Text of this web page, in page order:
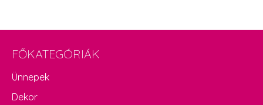
FŐKATEGÓRIÁK
Ünnepek
Dekor